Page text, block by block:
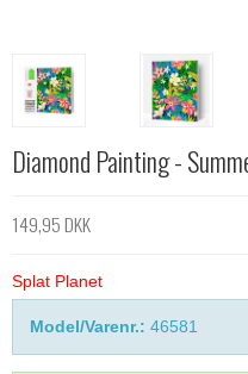
Diamond Painting -
149,95 DKK
Splat Planet
Model/Varenr.: 46581